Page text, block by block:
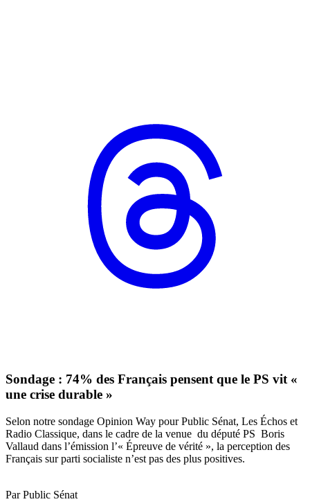
Sondage : 74% des Français pensent que le PS vit «
une crise durable »
Selon notre sondage Opinion Way pour Public Sénat, Les Échos et
Radio Classique, dans le cadre de la venue du député PS Boris
Vallaud dans l’émission l’« Épreuve de vérité », la perception des
Français sur parti socialiste n’est pas des plus positives.
Par Public Sénat